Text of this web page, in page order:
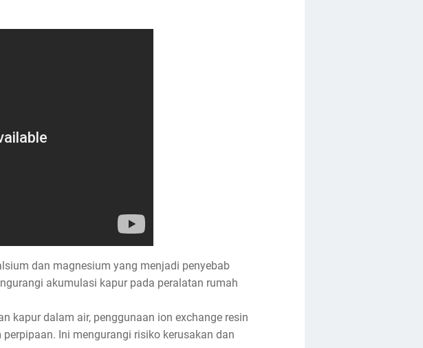
dan magnesium yang menjadi penyebab
akumulasi kapur pada peralatan rumah
kapur dalam air, penggunaan ion exchange resin
Ini mengurangi risiko kerusakan dan